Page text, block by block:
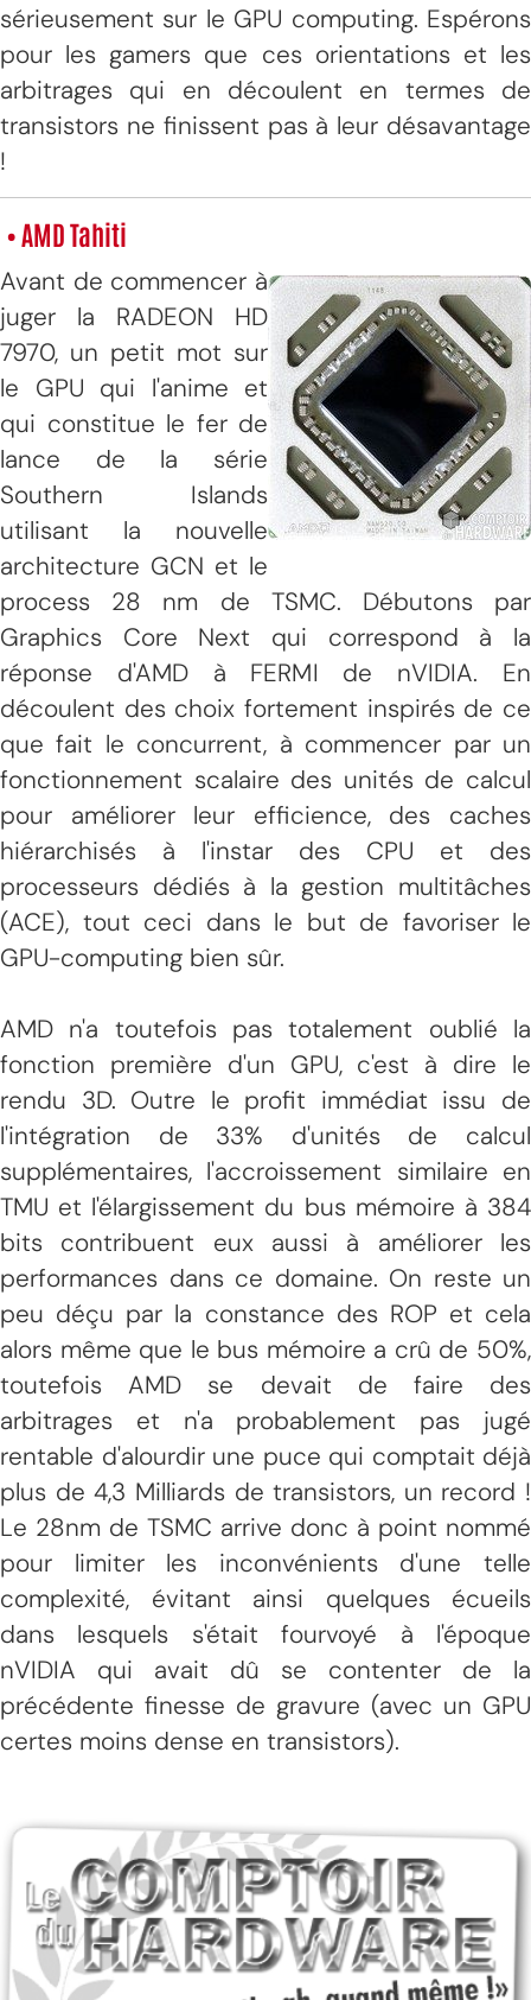
sérieusement sur le GPU computing. Espérons
pour les gamers que ces orientations et les
arbitrages qui en découlent en termes de
transistors ne finissent pas à leur désavantage
!
• AMD Tahiti
Avant de commencer à
juger la RADEON HD
7970, un petit mot sur
le GPU qui l'anime et
qui constitue le fer de
lance de la série
Southern Islands
utilisant la nouvelle
architecture GCN et le
process 28 nm de TSMC. Débutons par
Graphics Core Next qui correspond à la
réponse d'AMD à FERMI de nVIDIA. En
découlent des choix fortement inspirés de ce
que fait le concurrent, à commencer par un
fonctionnement scalaire des unités de calcul
pour améliorer leur efficience, des caches
hiérarchisés à l'instar des CPU et des
processeurs dédiés à la gestion multitâches
(ACE), tout ceci dans le but de favoriser le
GPU-computing bien sûr.
AMD n'a toutefois pas totalement oublié la
fonction première d'un GPU, c'est à dire le
rendu 3D. Outre le profit immédiat issu de
l'intégration de 33% d'unités de calcul
supplémentaires, l'accroissement similaire en
TMU et l'élargissement du bus mémoire à 384
bits contribuent eux aussi à améliorer les
performances dans ce domaine. On reste un
peu déçu par la constance des ROP et cela
alors même que le bus mémoire a crû de 50%,
toutefois AMD se devait de faire des
arbitrages et n'a probablement pas jugé
rentable d'alourdir une puce qui comptait déjà
plus de 4,3 Milliards de transistors, un record !
Le 28nm de TSMC arrive donc à point nommé
pour limiter les inconvénients d'une telle
complexité, évitant ainsi quelques écueils
dans lesquels s'était fourvoyé à l'époque
nVIDIA qui avait dû se contenter de la
précédente finesse de gravure (avec un GPU
certes moins dense en transistors).